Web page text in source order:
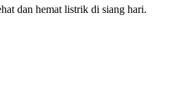
dan hemat listrik di siang hari.